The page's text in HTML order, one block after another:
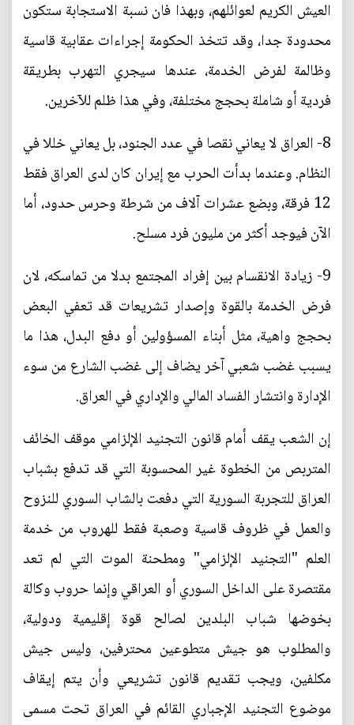
العيش الكريم لعوائلهم، وبهذا فان نسبة الاستجابة ستكون
محدودة جدا، وقد تتخذ الحكومة إجراءات عقابية قاسية
وظالمة لفرض الخدمة، عندها سيجري التهرب بطريقة
فردية أو شاملة بحجج مختلفة، وفي هذا ظلم للآخرين.
8- العراق لا يعاني نقصا في عدد الجنود، بل يعاني خللا في
النظام. وعندما بدأت الحرب مع إيران كان لدى العراق فقط
12 فرقة، وبضع عشرات آلاف من شرطة وحرس حدود، أما
الآن فيوجد أكثر من مليون فرد مسلح.
9- زيادة الانقسام بين إفراد المجتمع بدلا من تماسكه، لان
فرض الخدمة بالقوة وإصدار تشريعات قد تعفي البعض
بحجج واهية، مثل أبناء المسؤولين أو دفع البدل، هذا ما
يسبب غضب شعبي آخر يضاف إلى غضب الشارع من سوء
الإدارة وانتشار الفساد المالي والإداري في العراق.
إن الشعب يقف أمام قانون التجنيد الإلزامي موقف الخائف
المتربص من الخطوة غير المحسوبة التي قد تدفع بشباب
العراق للتجربة السورية التي دفعت بالشاب السوري للنزوح
والعمل في ظروف قاسية وصعبة فقط للهروب من خدمة
العلم "التجنيد الإلزامي" ومطحنة الموت التي لم تعد
مقتصرة على الداخل السوري أو العراقي وإنما حروب وكالة
بخوضها شباب البلدين لصالح قوة إقليمية ودولية،
والمطلوب هو جيش متطوعين محترفين، وليس جيش
مكلفين، ويجب تقديم قانون تشريعي وأن يتم إيقاف
موضوع التجنيد الإجباري القائم في العراق تحت مسمى